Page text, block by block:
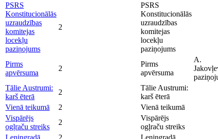
PSRS
Konstitucionālās
uzraudzības
komitejas
locekļu
paziņojums
2
PSRS
Konstitucionālās
uzraudzības
komitejas
locekļu
paziņojums
Pirms
apvērsuma
2
Pirms
apvērsuma
A.
Tālie Austrumi:
karš ēterā
2
Tālie Austrumi:
karš ēterā
Vienā teikumā
2
Vienā teikumā
Vispārējs
ogļraču streiks
2
Vispārējs
ogļraču streiks
Ļeņingradā
2
Ļeņingradā